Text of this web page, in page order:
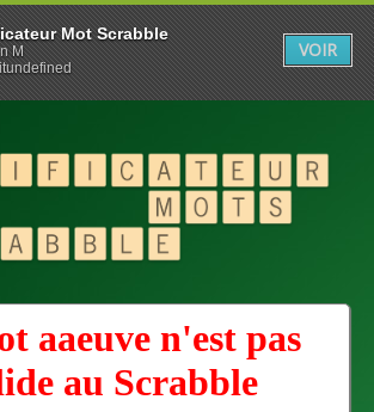
aaeuve n'est pas
au Scrabble
Mot Scrabble
M
VOIR